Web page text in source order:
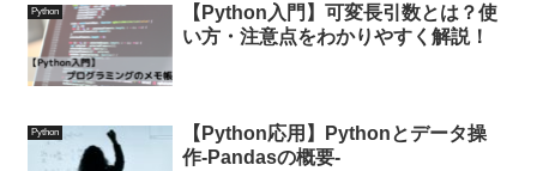
Python
【Python入門】可変長引数とは？使
い方・注意点をわかりやすく解説！
Python
【Python応用】Pythonとデータ操
作-Pandasの概要-